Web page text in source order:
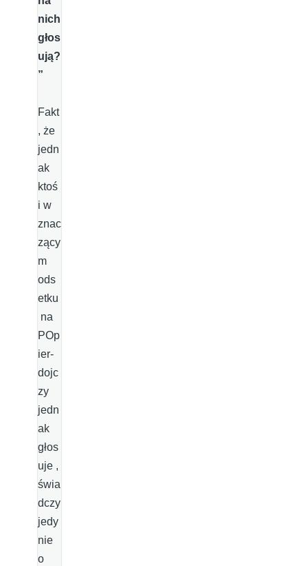
nich
głos
ują?
”
Fakt
, że
jedn
ak
ktoś
i w
znac
zący
m
ods
etku
na
POp
ier-
dojc
zy
jedn
ak
głos
uje ,
świa
dczy
jedy
nie
o